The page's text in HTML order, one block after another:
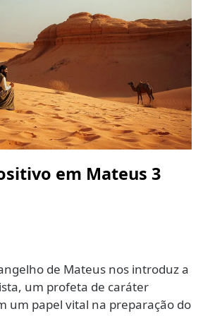
em Mateus 3
de Mateus nos introduz a
um profeta de caráter
um papel vital na preparação do